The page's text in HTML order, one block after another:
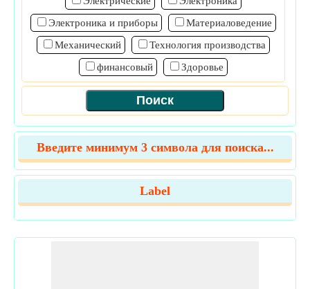
Электроника и приборы
Материаловедение
Механический
Технология производства
финансовый
Здоровье
Введите минимум 3 символа для поиска...
Label